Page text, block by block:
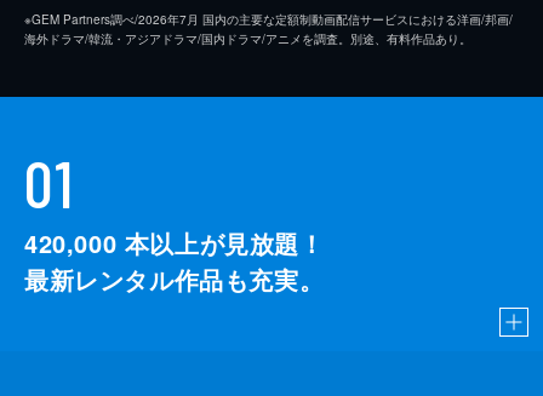
※GEM Partners調べ/2026年7⽉ 国内の主要な定額制動画配信サービスにおける洋画/邦画/
海外ドラマ/韓流・アジアドラマ/国内ドラマ/アニメを調査。別途、有料作品あり。
01
420,000 本以上が見放題！
最新レンタル作品も充実。